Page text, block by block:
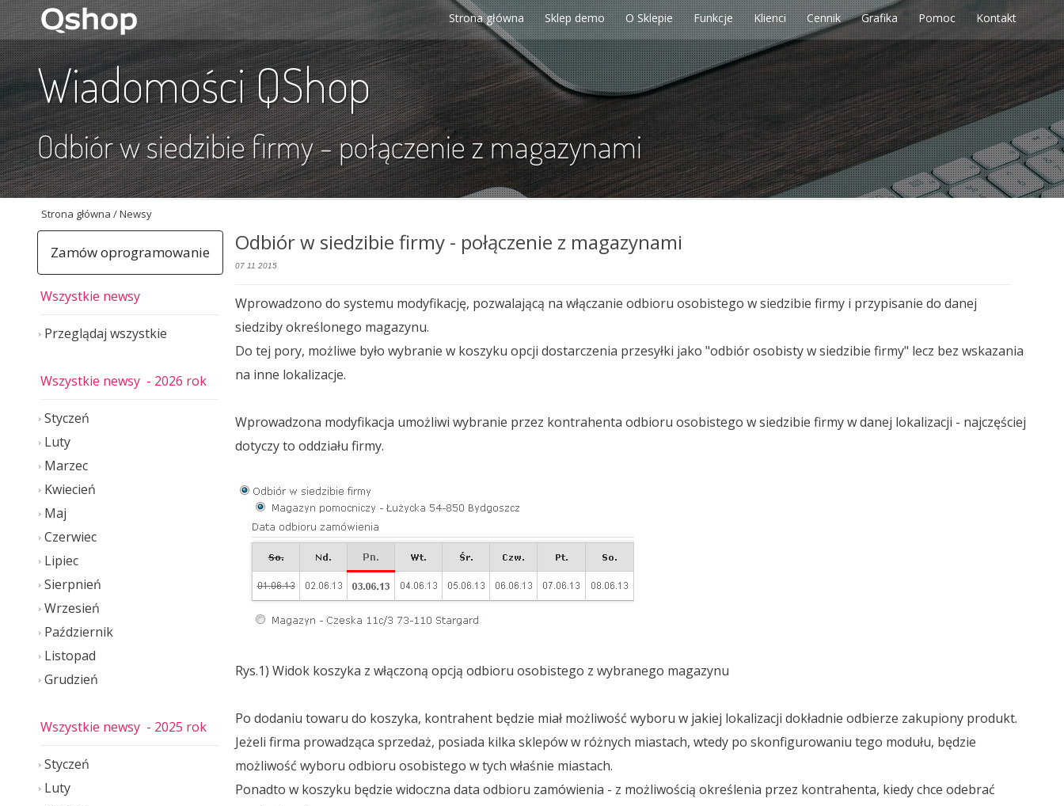
Strona główna Sklep demo O Sklepie Funkcje Klienci Cennik Grafika Pomoc Kontakt
Wiadomości QShop
Odbiór w siedzibie firmy - połączenie z magazynami
Strona główna / Newsy
Zamów oprogramowanie
Wszystkie newsy
Przeglądaj wszystkie
Wszystkie newsy - 2026 rok
Styczeń
Luty
Marzec
Kwiecień
Maj
Czerwiec
Lipiec
Sierpnień
Wrzesień
Październik
Listopad
Grudzień
Wszystkie newsy - 2025 rok
Styczeń
Luty
Odbiór w siedzibie firmy - połączenie z magazynami
07 11 2015
Wprowadzono do systemu modyfikację, pozwalającą na włączanie odbioru osobistego w siedzibie firmy i przypisanie do danej
siedziby określonego magazynu.
Do tej pory, możliwe było wybranie w koszyku opcji dostarczenia przesyłki jako "odbiór osobisty w siedzibie firmy" lecz bez wskazania
na inne lokalizacje.
Wprowadzona modyfikacja umożliwi wybranie przez kontrahenta odbioru osobistego w siedzibie firmy w danej lokalizacji - najczęściej
dotyczy to oddziału firmy.
Rys.1) Widok koszyka z włączoną opcją odbioru osobistego z wybranego magazynu
Po dodaniu towaru do koszyka, kontrahent będzie miał możliwość wyboru w jakiej lokalizacji dokładnie odbierze zakupiony produkt.
Jeżeli firma prowadząca sprzedaż, posiada kilka sklepów w różnych miastach, wtedy po skonfigurowaniu tego modułu, będzie
możliwość wyboru odbioru osobistego w tych właśnie miastach.
Ponadto w koszyku będzie widoczna data odbioru zamówienia - z możliwością określenia przez kontrahenta, kiedy chce odebrać